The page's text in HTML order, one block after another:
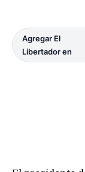
Agregar El
Libertador en